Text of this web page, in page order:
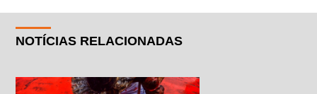
NOTÍCIAS RELACIONADAS